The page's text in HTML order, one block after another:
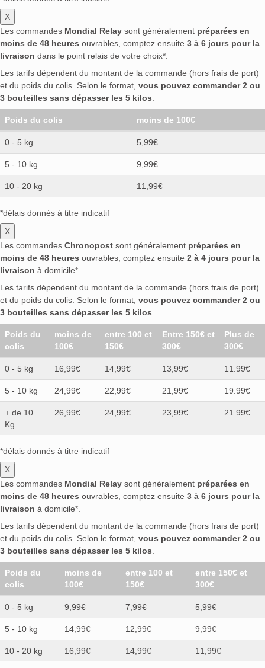
X
Les commandes Mondial Relay sont généralement préparées en
moins de 48 heures ouvrables, comptez ensuite 3 à 6 jours pour la
livraison dans le point relais de votre choix*.
Les tarifs dépendent du montant de la commande (hors frais de port)
et du poids du colis. Selon le format, vous pouvez commander 2 ou
3 bouteilles sans dépasser les 5 kilos
Poids du colis moins de 100€
0 - 5 kg 5,99€
5 - 10 kg 9,99€
10 - 20 kg 11,99€
*délais donnés à titre indicatif
X
Les commandes Chronopost sont généralement préparées en
moins de 48 heures ouvrables, comptez ensuite 2 à 4 jours pour la
livraison à domicile*.
Les tarifs dépendent du montant de la commande (hors frais de port)
et du poids du colis. Selon le format, vous pouvez commander 2 ou
3 bouteilles sans dépasser les 5 kilos
Poids du
colis
moins de
100€
entre 100 et
150€
Entre 150€ et
300€
Plus de
300€
0 - 5 kg 16,99€ 14,99€ 13,99€ 11.99€
5 - 10 kg 24,99€ 22,99€ 21,99€ 19.99€
+ de 10
Kg
26,99€ 24,99€ 23,99€ 21.99€
*délais donnés à titre indicatif
X
Les commandes Mondial Relay sont généralement préparées en
moins de 48 heures ouvrables, comptez ensuite 3 à 6 jours pour la
livraison à domicile*.
Les tarifs dépendent du montant de la commande (hors frais de port)
et du poids du colis. Selon le format, vous pouvez commander 2 ou
3 bouteilles sans dépasser les 5 kilos
Poids du
colis
moins de
100€
entre 100 et
150€
entre 150€ et
300€
0 - 5 kg 9,99€ 7,99€ 5,99€
5 - 10 kg 14,99€ 12,99€ 9,99€
10 - 20 kg 16,99€ 14,99€ 11,99€